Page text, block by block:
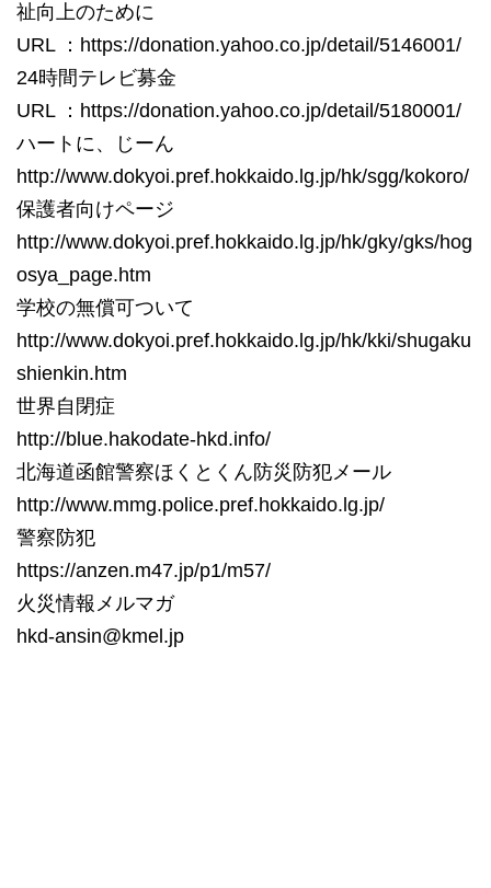
祉向上のために
URL ：https://donation.yahoo.co.jp/detail/5146001/
24時間テレビ募金
URL ：https://donation.yahoo.co.jp/detail/5180001/
ハートに、じーん
http://www.dokyoi.pref.hokkaido.lg.jp/hk/sgg/kokoro/
保護者向けページ
http://www.dokyoi.pref.hokkaido.lg.jp/hk/gky/gks/hog
osya_page.htm
学校の無償可ついて
http://www.dokyoi.pref.hokkaido.lg.jp/hk/kki/shugaku
shienkin.htm
世界自閉症
http://blue.hakodate-hkd.info/
北海道函館警察ほくとくん防災防犯メール
http://www.mmg.police.pref.hokkaido.lg.jp/
警察防犯
https://anzen.m47.jp/p1/m57/
火災情報メルマガ
hkd-ansin@kmel.jp